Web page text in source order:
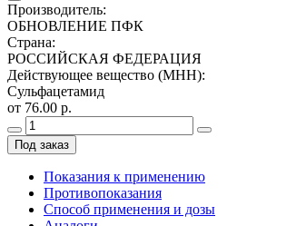
Производитель:
ОБНОВЛЕНИЕ ПФК
Страна:
РОССИЙСКАЯ ФЕДЕРАЦИЯ
Действующее вещество (МНН):
Сульфацетамид
от 76.00 р.
Под заказ
Показания к применению
Противопоказания
Способ применения и дозы